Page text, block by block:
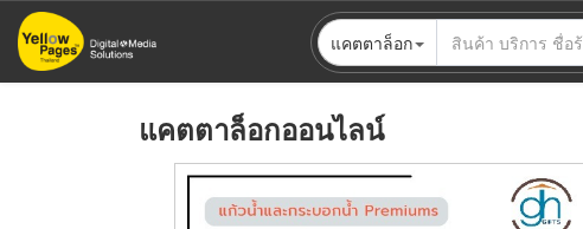
ข้าม
ไป
แคตตาล็อก
แคตตาล็อกออนไลน์